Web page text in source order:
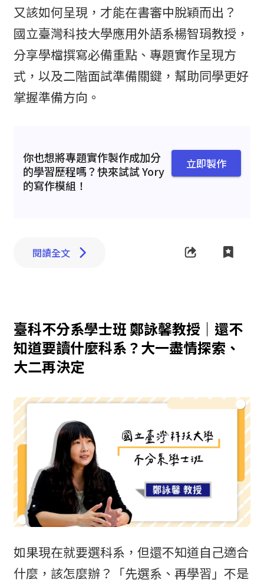
又該如何呈現，才能在書審中脫穎而出？
國立臺灣科技大學應用外語系楊智琄教授，
分享學檔撰寫必備重點、專題實作呈現方
式，以及二階面試準備關鍵，幫助同學更好
掌握準備方向。
你也想將專題實作製作成加分
的學習歷程嗎？快來試試 Yory
的寫作模組！
立即製作
閱讀全文
臺科不分系學士班 鄭詠馨教授｜還不
知道要讀什麼科系？大一盡情探索、
大二再決定
如果現在就要選科系，但還不知道自己適合
什麼，該怎麼辦？「先選系、再學習」不是